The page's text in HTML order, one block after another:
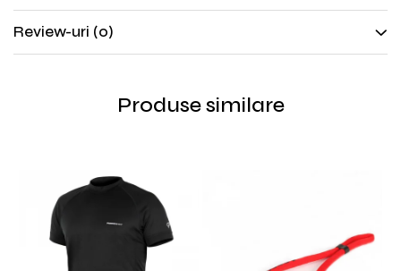
Review-uri (0)
Produse similare